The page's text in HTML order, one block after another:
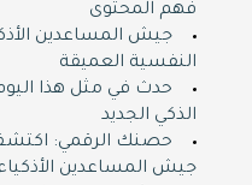
فهم المحتوى
جيش المساعدين
النفسية العميقة
حدث في مثل هذا
الذكي الجديد
حصنك الرقمي: اكتشف
جيش المساعدين